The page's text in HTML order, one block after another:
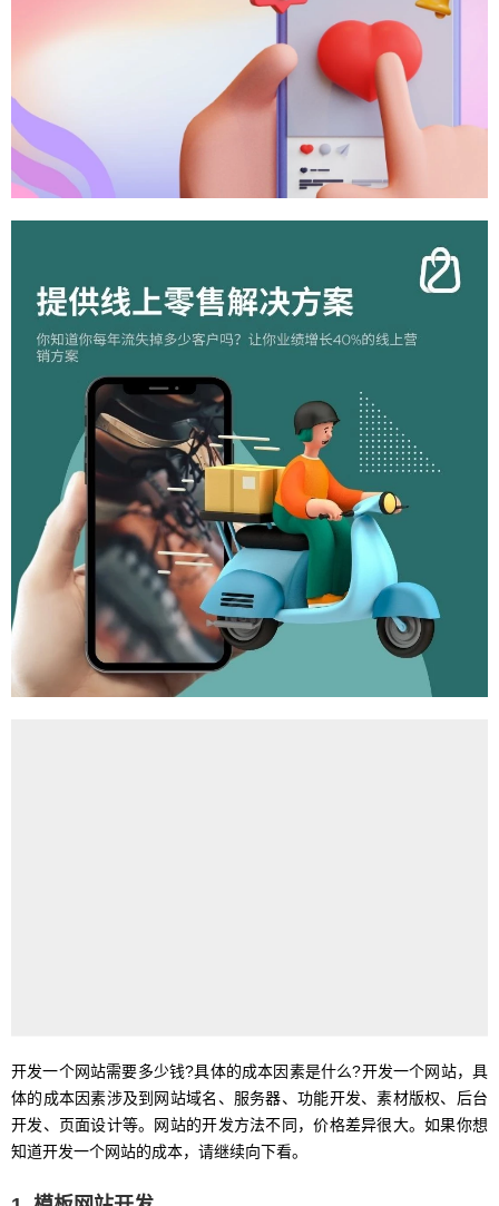
开发一个网站需要多少钱?具体的成本因素是什么?开发一个网站，具
体的成本因素涉及到网站域名、服务器、功能开发、素材版权、后台
开发、页面设计等。网站的开发方法不同，价格差异很大。如果你想
知道开发一个网站的成本，请继续向下看。